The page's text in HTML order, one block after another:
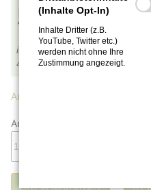
5,90€
inkl. MwSt., zzgl. Versandkosten
4,92 €pro 100 g
Auf Lager.
Anzahl:
(Inhalte Opt-In)
Inhalte Dritter (z.B.
YouTube, Twitter etc.)
werden nicht ohne Ihre
Zustimmung angezeigt.